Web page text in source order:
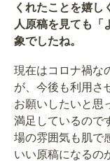
くれたことを嬉し
人原稿を見ても「
象でしたね。
現在はコロナ禍な
が、今後も利用さ
お願いしたいと思
満足しているので
場の雰囲気も肌で
いい原稿になるの